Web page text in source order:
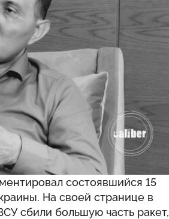
состоявшийся 15
На своей странице в
сбили большую часть ракет,